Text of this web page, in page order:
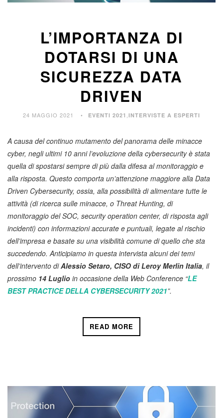
L’IMPORTANZA DI
DOTARSI DI UNA
SICUREZZA DATA
DRIVEN
24 MAGGIO 2021 EVENTI 2021 INTERVISTE A ESPERTI
A causa del continuo mutamento del panorama delle minacce
cyber, negli ultimi 10 anni l’evoluzione della cybersecurity è stata
quella di spostarsi sempre di più dalla difesa al monitoraggio e
alla risposta. Questo comporta un’attenzione maggiore alla Data
Driven Cybersecurity, ossia, alla possibilità di alimentare tutte le
attività (di ricerca sulle minacce, o Threat Hunting, di
monitoraggio del SOC, security operation center, di risposta agli
incidenti) con informazioni accurate e puntuali, legate al rischio
dell’impresa e basate su una visibilità comune di quello che sta
succedendo. Anticipiamo in questa intervista alcuni dei temi
dell’intervento diAlessio Setaro, CISO di Leroy Merlin Italia, il
prossimo 14 Luglio in occasione della Web Conference “LE
BEST PRACTICE DELLA CYBERSECURITY 2021”.
READ MORE